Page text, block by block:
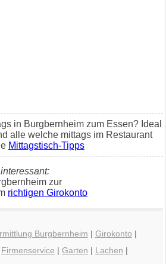
in Burgbernheim zum Essen? Ideal
alle welche mittags im Restaurant
Mittagstisch-Tipps
zur
richtigen Girokonto
Burgbernheim | Girokonto |
Firmenservice | Garten | Lachen |